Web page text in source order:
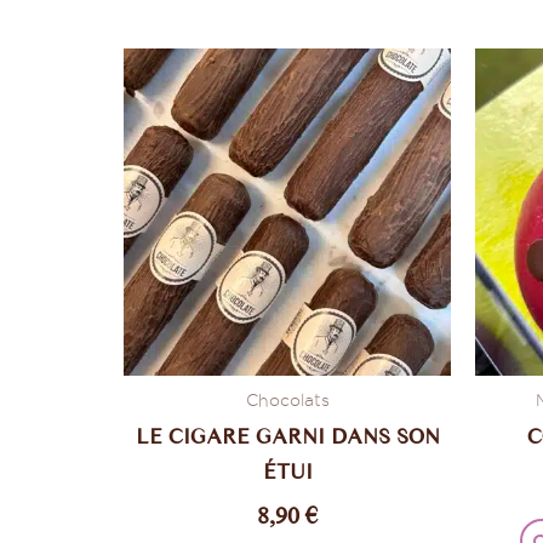
Chocolats
LE CIGARE GARNI DANS SON
ÉTUI
8,90€